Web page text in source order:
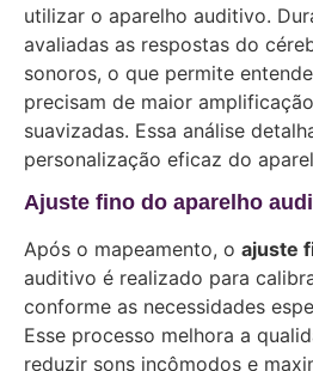
utilizar o aparelho auditivo.
avaliadas as respostas do
sonoros, o que permite
precisam de maior
suavizadas. Essa análise
personalização eficaz do
Ajuste fino do aparelho
Após o mapeamento, o ajuste
auditivo é realizado para
conforme as necessidades
Esse processo melhora a
reduzir sons incômodos e